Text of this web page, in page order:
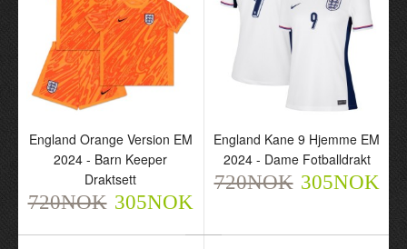
England Maguire 6 Borte
720NOK 305NOK
England Pickford 1
- Barn Keeper Draktsett
720NOK 305NOK
England Orange Version EM
2024 - Barn Keeper
Draktsett
720NOK 305NOK
England Kane 9 Hjemme EM
2024 - Dame Fotballdrakt
720NOK 305NOK